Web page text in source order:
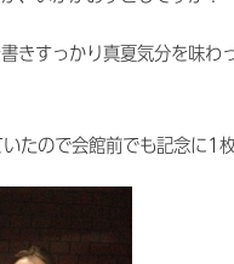
すっかり真夏気分を味わっ
たので会館前でも記念に1枚